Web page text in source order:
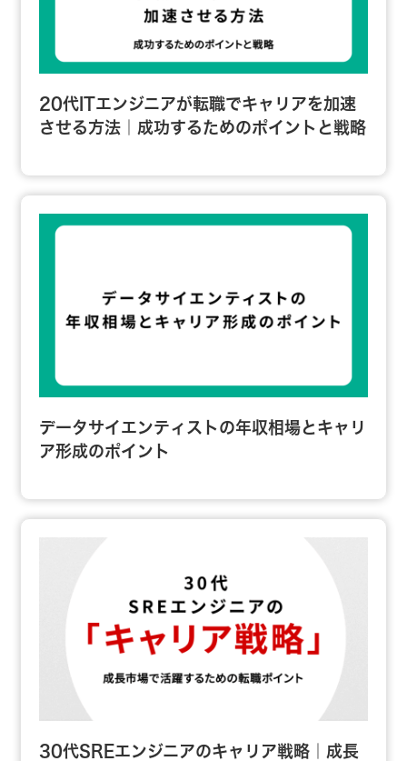
20代ITエンジニアが転職でキャリアを加速
させる方法｜成功するためのポイントと戦略
データサイエンティストの年収相場とキャリ
ア形成のポイント
30代SREエンジニアのキャリア戦略｜成長